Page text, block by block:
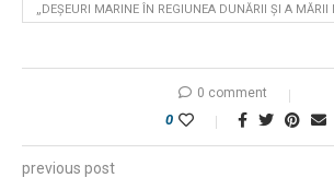
„DEȘEURI MARINE ÎN REGIUNEA DUNĂRII ȘI A MĂRII
0 comment
0
previous post